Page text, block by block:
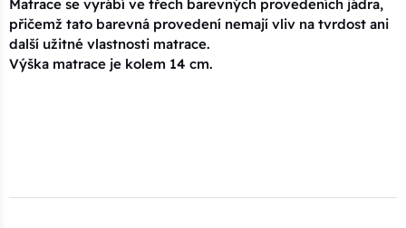
Matrace se vyrábí ve třech barevných provedeních jádra,
přičemž tato barevná provedení nemají vliv na tvrdost ani
další užitné vlastnosti matrace.
Výška matrace je kolem 14 cm.